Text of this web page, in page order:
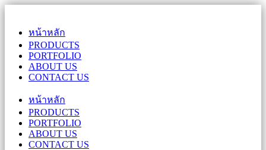
หน้าหลัก
PRODUCTS
PORTFOLIO
ABOUT US
CONTACT US
หน้าหลัก
PRODUCTS
PORTFOLIO
ABOUT US
CONTACT US